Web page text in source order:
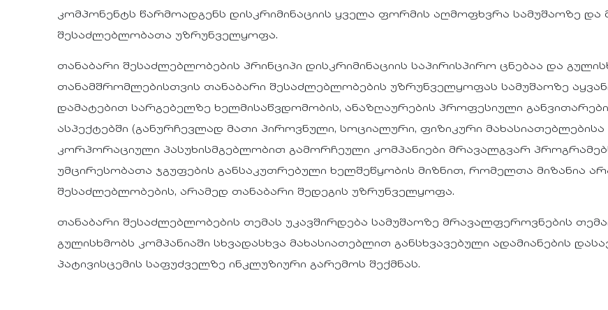
კომპონენტს წარმოადგენს დისკრიმინაციის ყველა ფორმის აღმოფხვრა სამუშაოზე
შესაძლებლობათა უზრუნველყოფა.
თანაბარი შესაძლებლობების პრინციპი დისკრიმინაციის საპირისპირო ცნებაა და
თანამშრომლებისთვის თანაბარი შესაძლებლობების უზრუნველყოფას სამუშაოზე
დამატებით სარგებელზე ხელმისაწვდომობის, ანაზღაურების პროფესიული
ასპექტებში (განურჩევლად მათი პიროვნული, სოციალური, ფიზიკური
კორპორაციული პასუხისმგებლობით გამორჩეული კომპანიები მრავალგვარ
უმცირესობათა ჯგუფების განსაკუთრებული ხელშეწყობის მიზნით, რომელთა მიზანია
შესაძლებლობების, არამედ თანაბარი შედეგის უზრუნველყოფა.
თანაბარი შესაძლებლობების თემას უკავშირდება სამუშაოზე მრავალფეროვნების თემაც
გულისხმობს კომპანიაში სხვადასხვა მახასიათებლით განსხვავებული ადამიანების
პატივისცემის საფუძველზე ინკლუზიური გარემოს შექმნას.